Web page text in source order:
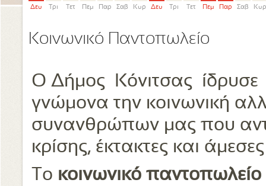
Δευ Τρι Τετ Πεμ Παρ Σαβ Κυρ Δευ Τρι Τετ Πεμ Παρ Σαβ Κυρ
Κοινωνικό Παντοπωλείο
Ο Δήμος Κόνιτσας ίδρυσε
γνώμονα την κοινωνική
συνανθρώπων μας που
κρίσης, έκτακτες και
Το κοινωνικό παντοπωλείο